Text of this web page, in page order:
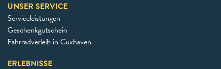
UNSER SERVICE
Serviceleistungen
Geschenkgutschein
Fahrradverleih in Cuxhaven
ERLEBNISSE